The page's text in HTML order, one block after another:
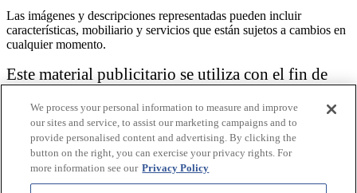
Las imágenes y descripciones representadas pueden incluir
características, mobiliario y servicios que están sujetos a cambios en
cualquier momento.
Este material publicitario se utiliza con el fin de
vacacional.
Aviso: las funciones de accesibilidad enumeradas aquí no pretenden
ser una lista exhaustiva o completa de todas las funciones accesibles
de la instalación,
habitaciones y / o comodidades para este Resort específico. Para
We process your personal information to measure and improve
our sites and service, to assist our marketing campaigns and to
provide personalised content and advertising. By clicking the
button on the right, you can exercise your privacy rights. For
more information see our Privacy Policy